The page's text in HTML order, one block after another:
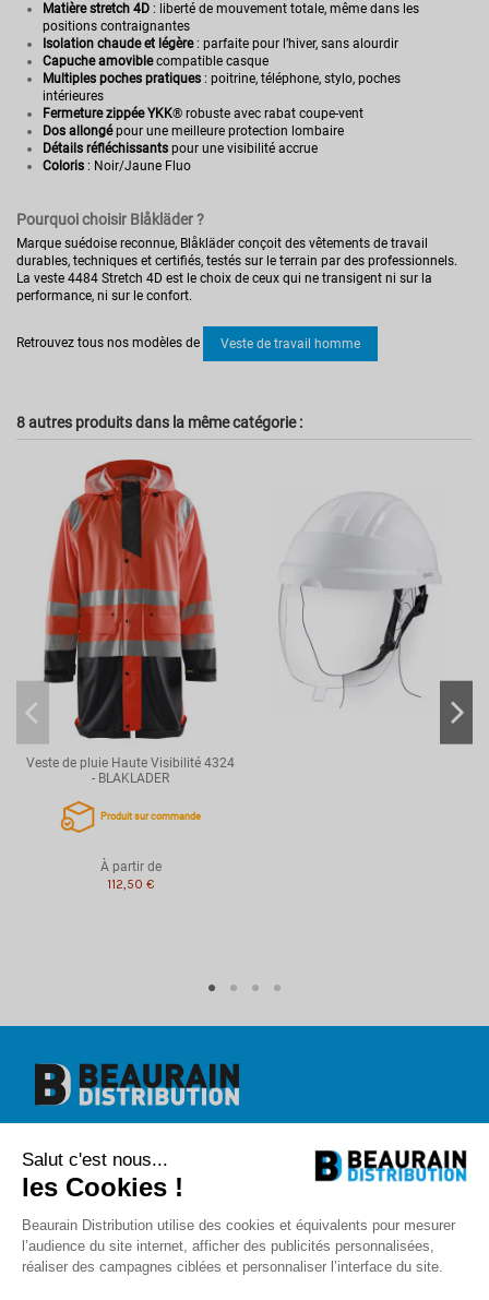
Matière stretch 4D : liberté de mouvement totale, même dans les
positions contraignantes
Isolation chaude et légère: parfaite pour l’hiver, sans alourdir
Capuche amoviblecompatible casque
Multiples poches pratiques : poitrine, téléphone, stylo, poches
intérieures
Fermeture zippée YKK® robuste avec rabat coupe-vent
Dos allongépour une meilleure protection lombaire
Détails réfléchissants pour une visibilité accrue
Coloris : Noir/Jaune Fluo
Pourquoi choisir Blåkläder ?
Marque suédoise reconnue, Blåkläder conçoit des vêtements de travail
durables, techniques et certifiés, testés sur le terrain par des professionnels.
La veste 4484 Stretch 4D est le choix de ceux qui ne transigent ni sur la
performance, ni sur le confort.
EN 342
EN 343
Réversible Non
Haute visibilité
Référence BKL448419179933XL
Retrouvez tous nos modèles de
Veste de travail homme
8 autres produits dans la même catégorie :
Veste de pluie Haute Visibilité 4324
- BLAKLADER
Produit sur commande
À partir de
112,50 €
1 rue de l'abbé Caron
BP 40020
80390 Fressenneville
contact@beaurain-distribution.com
Qui sommes-nous?
Contact
Salut c'est nous...
les Cookies !
Beaurain Distribution utilise des cookies et équivalents pour mesurer
l’audience du site internet, afficher des publicités personnalisées,
réaliser des campagnes ciblées et personnaliser l’interface du site.